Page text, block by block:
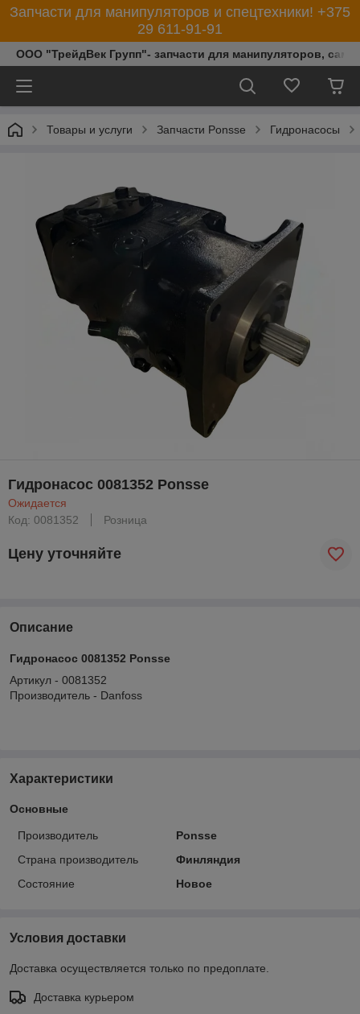
Запчасти для манипуляторов и спецтехники! +375
29 611-91-91
ООО "ТрейдВек Групп"- запчасти для манипуляторов,
Товары и услуги Запчасти Ponsse Гидронасосы
Гидронасос 0081352 Ponsse
Ожидается
Код: 0081352
Розница
Цену уточняйте
Описание
Гидронасос 0081352 Ponsse
Артикул - 0081352
Производитель - Danfoss
Характеристики
Основные
Производитель
Ponsse
Страна производитель
Финляндия
Состояние
Новое
Условия доставки
Доставка осуществляется только по предоплате.
Доставка курьером